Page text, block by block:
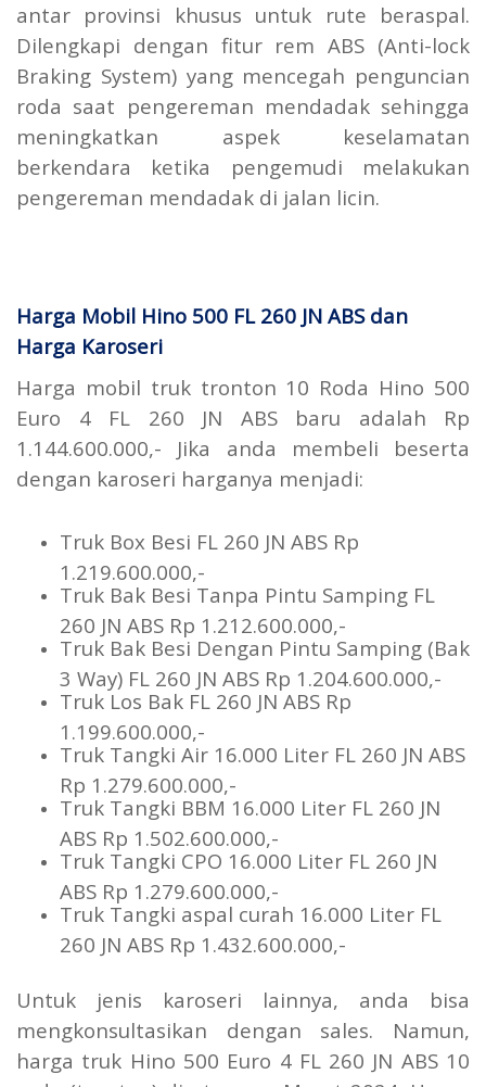
antar provinsi khusus untuk rute beraspal.
Dilengkapi dengan fitur rem ABS (Anti-lock
Braking System) yang mencegah penguncian
roda saat pengereman mendadak sehingga
meningkatkan aspek keselamatan
berkendara ketika pengemudi melakukan
pengereman mendadak di jalan licin.
Harga Mobil Hino 500 FL 260 JN ABS dan
Harga Karoseri
Harga mobil truk tronton 10 Roda Hino 500
Euro 4 FL 260 JN ABS baru adalah Rp
1.144.600.000,- Jika anda membeli beserta
dengan karoseri harganya menjadi:
Truk Box Besi FL 260 JN ABS Rp
1.219.600.000,-
Truk Bak Besi Tanpa Pintu Samping FL
260 JN ABS Rp 1.212.600.000,-
Truk Bak Besi Dengan Pintu Samping (Bak
3 Way) FL 260 JN ABS Rp 1.204.600.000,-
Truk Los Bak FL 260 JN ABS Rp
1.199.600.000,-
Truk Tangki Air 16.000 Liter FL 260 JN ABS
Rp 1.279.600.000,-
Truk Tangki BBM 16.000 Liter FL 260 JN
ABS Rp 1.502.600.000,-
Truk Tangki CPO 16.000 Liter FL 260 JN
ABS Rp 1.279.600.000,-
Truk Tangki aspal curah 16.000 Liter FL
260 JN ABS Rp 1.432.600.000,-
Untuk jenis karoseri lainnya, anda bisa
mengkonsultasikan dengan sales. Namun,
harga truk Hino 500 Euro 4 FL 260 JN ABS 10